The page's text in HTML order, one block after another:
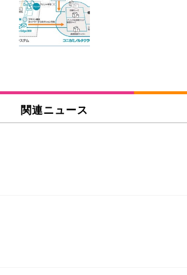
30度ロッキング機能 人間工学 椅子 腰サポー
(ブラック)
(ホワイト)
光沢 HDMI/DisplayPort/VGA スピーカー内蔵 高
ーヤマ ペットシーツ 超厚型 お徳用 ワイド 100枚
関連ニュース